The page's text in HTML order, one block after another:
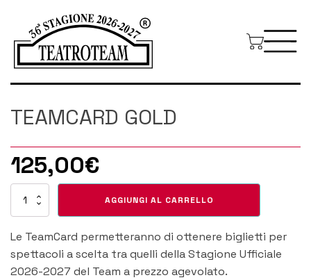
TEAMCARD GOLD
125,00€
TEAMCARD
AGGIUNGI AL CARRELLO
Le TeamCard permetteranno di ottenere biglietti per
spettacoli a scelta tra quelli della Stagione Ufficiale
2026-2027 del Team a prezzo agevolato.